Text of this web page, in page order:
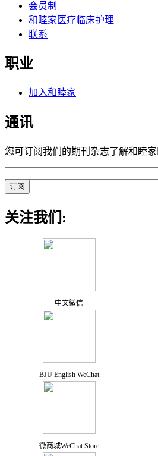
会员制
和睦家医疗临床护理
联系
职业
加入和睦家
通讯
您可订阅我们的期刊杂志了解和睦家
关注我们:
中文微信
BJU English WeChat
微商城WeChat Store